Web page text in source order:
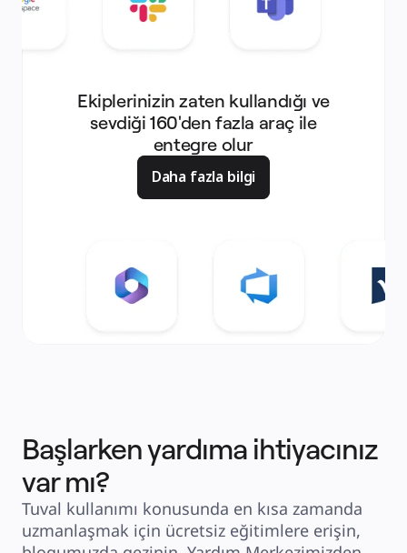
Ekiplerinizin zaten kullandığı ve
sevdiği 160'den fazla araç ile
entegre olur
Daha fazla bilgi
Başlarken yardıma ihtiyacınız
var mı?
Tuval kullanımı konusunda en kısa zamanda
uzmanlaşmak için ücretsiz eğitimlere erişin,